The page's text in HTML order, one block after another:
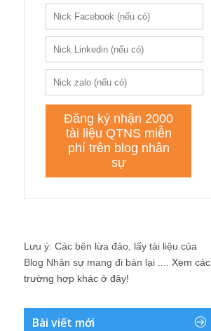
Lưu ý: Các bên lừa đảo, lấy tài liệu của
Blog Nhân sự mang đi bán lại .... Xem các
trường hợp khác ở đây!
Bài viết mới